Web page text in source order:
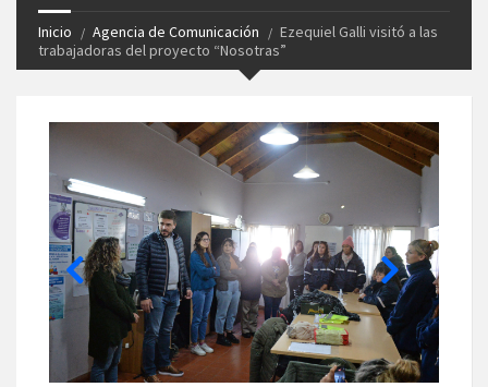
Inicio Agencia de Comunicación
Ezequiel Galli visitó a las
trabajadoras del proyecto “Nosotras”